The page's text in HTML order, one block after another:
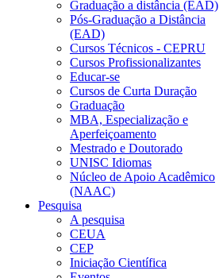
Graduação a distância (EAD)
Pós-Graduação a Distância
(EAD)
Cursos Técnicos - CEPRU
Cursos Profissionalizantes
Educar-se
Cursos de Curta Duração
Graduação
MBA, Especialização e
Aperfeiçoamento
Mestrado e Doutorado
UNISC Idiomas
Núcleo de Apoio Acadêmico
(NAAC)
Pesquisa
A pesquisa
CEUA
CEP
Iniciação Científica